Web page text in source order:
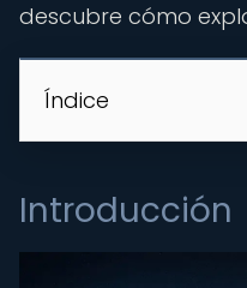
descubre cómo
Índice
Introducción